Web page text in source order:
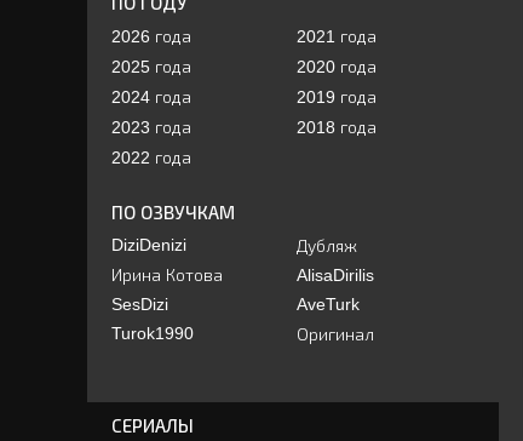
2026 года
2025 года
2024 года
2023 года
2022 года
2021 года
2020 года
2019 года
2018 года
ПО ОЗВУЧКАМ
DiziDenizi
Ирина Котова
SesDizi
Turok1990
Дубляж
AlisaDirilis
AveTurk
Оригинал
СЕРИАЛЫ